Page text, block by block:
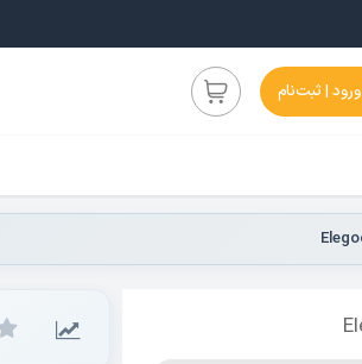
ورود | ثبت‌نام